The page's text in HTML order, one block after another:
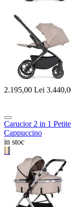
2.195,00 Lei
Carucior 2 in 1
Cappuccino
in stoc